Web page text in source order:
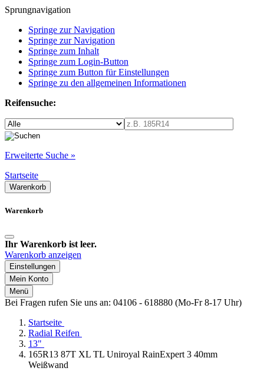
Sprungnavigation
Springe zur Navigation
Springe zur Navigation
Springe zum Inhalt
Springe zum Login-Button
Springe zum Button für Einstellungen
Springe zu den allgemeinen Informationen
Reifensuche:
Erweiterte Suche »
Startseite
Warenkorb
Warenkorb
Ihr Warenkorb ist leer.
Warenkorb anzeigen
Einstellungen
Mein Konto
Menü
Bei Fragen rufen Sie uns an: 04106 - 618880 (Mo-Fr 8-17 Uhr)
Startseite
Radial Reifen
13"
165R13 87T XL TL Uniroyal RainExpert 3 40mm
Weißwand